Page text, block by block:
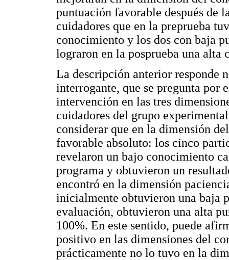
puntuación favorable después de
cuidadores que en la preprueba
conocimiento y los dos con baja
lograron en la posprueba una
La descripción anterior responde
interrogante, que se pregunta
intervención en las tres
cuidadores del grupo
considerar que en la dimensión
favorable absoluto: los cinco
revelaron un bajo conocimiento
programa y obtuvieron un
encontró en la dimensión
inicialmente obtuvieron una baja
evaluación, obtuvieron una alta
100%. En este sentido, puede
positivo en las dimensiones del
prácticamente no lo tuvo en la